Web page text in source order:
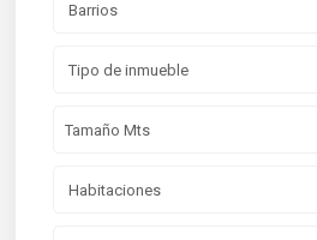
Barrios
Tipo de inmueble
Habitaciones